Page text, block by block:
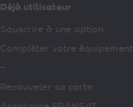
Déjà utilisateur
Souscrire à une option
Compléter votre équipement
–
Renouveler sa carte